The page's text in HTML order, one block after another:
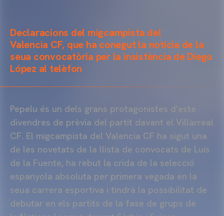
Declaracions del migcampista del
Valencia CF, que ha conegut la notícia de la
seua convocatòria per la insistència de Diego
López al telèfon
Pepelu és un dels grans protagonistes d'este
divendres de prèvia del partit davant el Villarreal
CF. El migcampista del Valencia CF ha sigut una
de les novetats de la llista de convocats de Luis
de la Fuente, ha rebut la crida de la selecció
espanyola absoluta per primera vegada en la
seua carrera esportiva i tindrà la possibilitat de
debutar en els partits de la fase de grups de